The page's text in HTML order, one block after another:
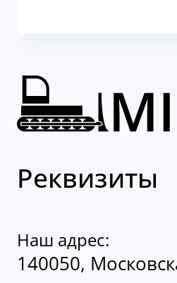
Реквизиты
Наш адрес:
140050,